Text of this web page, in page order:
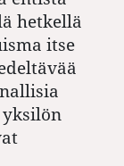
hetkellä
itse